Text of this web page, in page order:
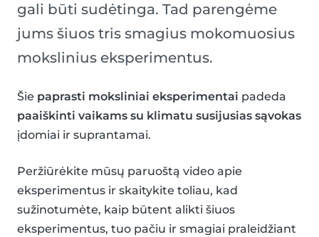
gali būti sudėtinga. Tad parengėme
jums šiuos tris smagius mokomuosius
mokslinius eksperimentus.
Šie paprasti moksliniai eksperimentai padeda
paaiškinti vaikams su klimatu susijusias sąvokas
įdomiai ir suprantamai.
Peržiūrėkite mūsų paruoštą video apie
eksperimentus ir skaitykite toliau, kad
sužinotumėte, kaip būtent alikti šiuos
eksperimentus, tuo pačiu ir smagiai praleidžiant